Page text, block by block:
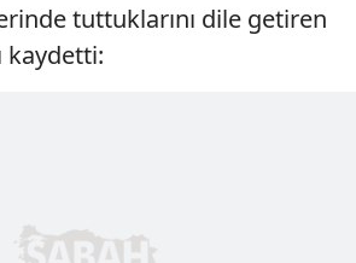
tuttuklarını dile getiren
kaydetti: